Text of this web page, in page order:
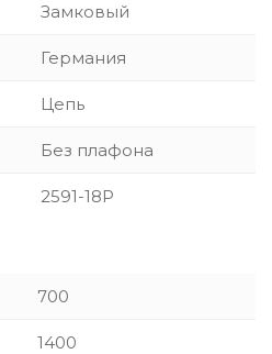
Замковый
Германия
Цепь
Без плафона
2591-18P
700
1400